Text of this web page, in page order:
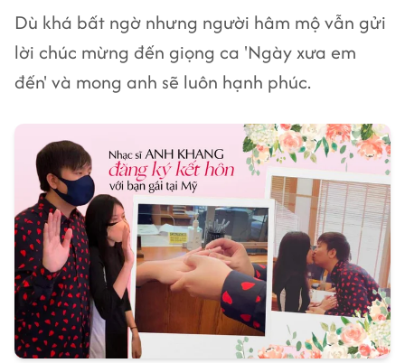
Dù khá bất ngờ nhưng người hâm mộ vẫn gửi
lời chúc mừng đến giọng ca 'Ngày xưa em
đến' và mong anh sẽ luôn hạnh phúc.